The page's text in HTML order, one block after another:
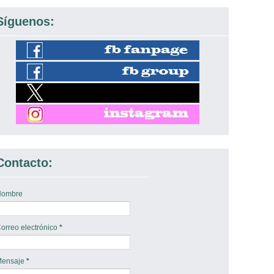
electrónico *
*